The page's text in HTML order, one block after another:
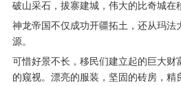
破山采石，拔寨建城，伟大的比奇城在
神龙帝国不仅成功开疆拓土，还从玛法
源。
可惜好景不长，移民们建立起的巨大财
的窥视。漂亮的服装，坚固的砖房，精